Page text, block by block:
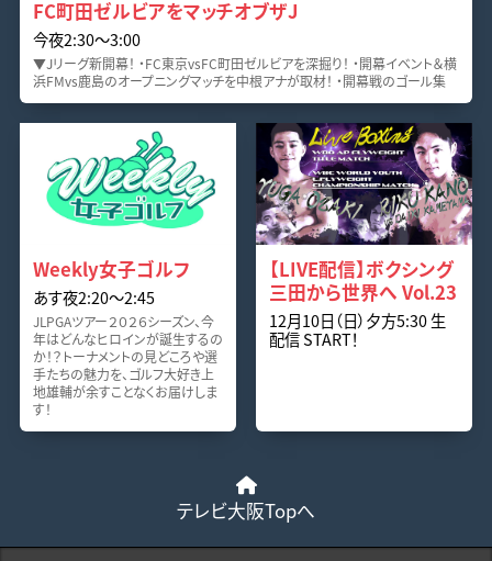
FC町田ゼルビアをマッチオブザJ
今夜2:30〜3:00
▼Jリーグ新開幕！ ・FC東京vsFC町田ゼルビアを深掘り！ ・開幕イベント＆横
浜FMvs鹿島のオープニングマッチを中根アナが取材！ ・開幕戦のゴール集
Weekly女子ゴルフ
あす夜2:20〜2:45
JLPGAツアー２０２６シーズン、今
年はどんなヒロインが誕生するの
か！？トーナメントの見どころや選
手たちの魅力を、ゴルフ大好き上
地雄輔が余すことなくお届けしま
す！
【LIVE配信】ボクシング
三田から世界へ Vol.23
12月10日（日）夕方5:30 生
配信 START！
テレビ大阪Topへ